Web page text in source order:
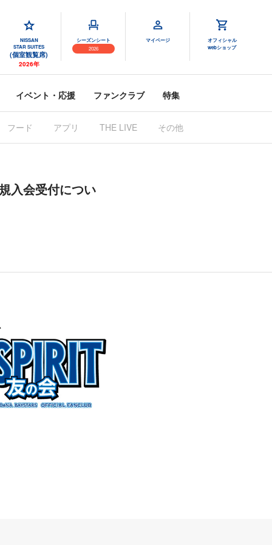
NISSAN
STAR SUITES
(個室観覧席)
2026年
シーズンシート
2026
マイページ
オフィシャル
webショップ
イベント・応援 ファンクラブ 特集
フード アプリ THE LIVE その他
入会受付につい